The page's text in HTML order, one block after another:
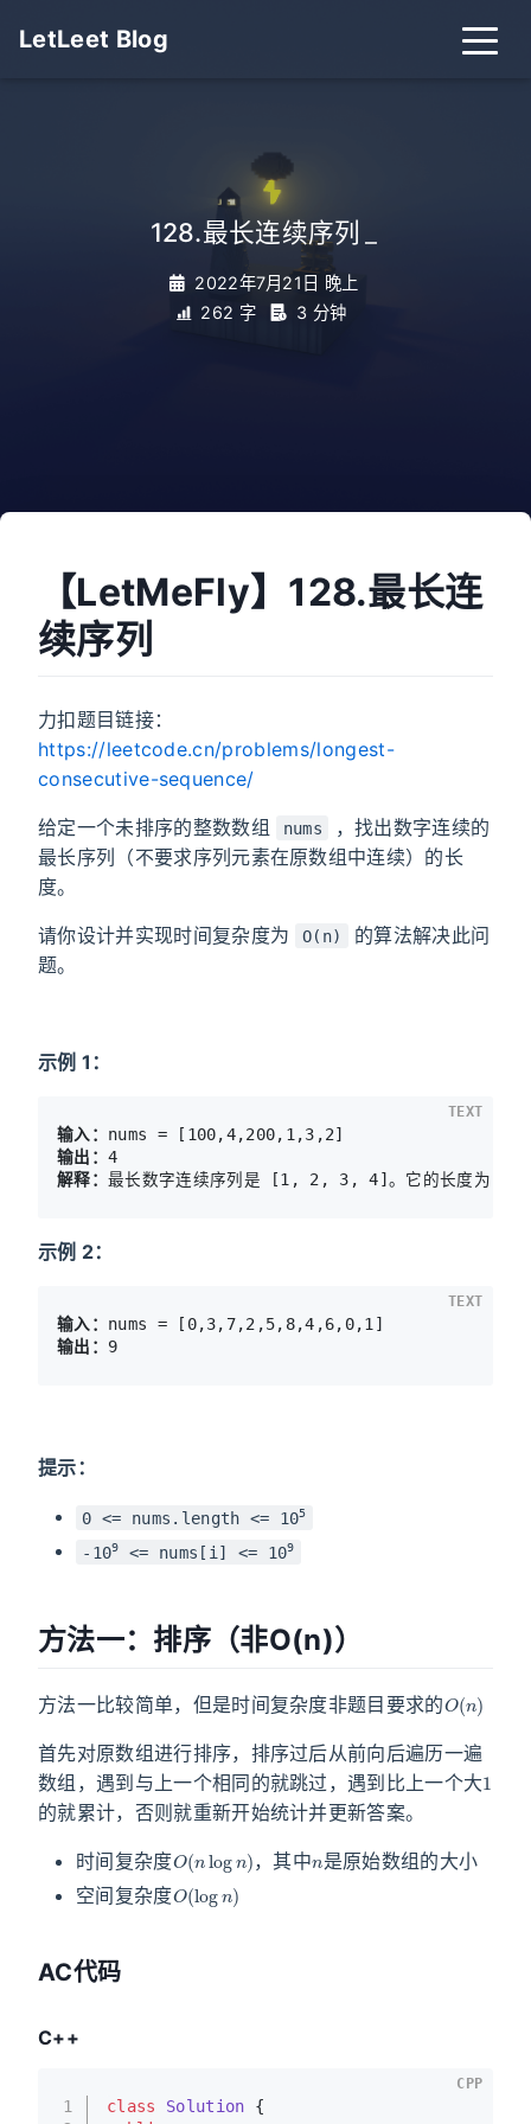
LetLeet Blog
128.最长连续序列
2022年7月21日 晚上
262 字
3 分钟
【LetMeFly】128.最长连
续序列
力扣题目链接：
https://leetcode.cn/problems/longest-
consecutive-sequence/
给定一个未排序的整数数组 nums
，找出数字连续的
最长序列（不要求序列元素在原数组中连续）的长
度。
请你设计并实现时间复杂度为 O(n)
的算法解决此问
题。
示例 1：
输入：
输出：
解释： 最长数字连续序列是 [1, 2, 3, 4]。它的长度为 4。
TEXT
示例 2：
输入：
输出：
TEXT
提示：
0 <= nums.length <= 105
-109 <= nums[i] <= 109
方法一：排序（非O(n)）
方法一比较简单，但是时间复杂度非题目要求的
首先对原数组进行排序，排序过后从前向后遍历一遍
数组，遇到与上一个相同的就跳过，遇到比上一个大
的就累计，否则就重新开始统计并更新答案。
时间复杂度 ，其中 是原始数组的大小
空间复杂度
O (logn )
AC代码
C++
1
class Solution {
CPP